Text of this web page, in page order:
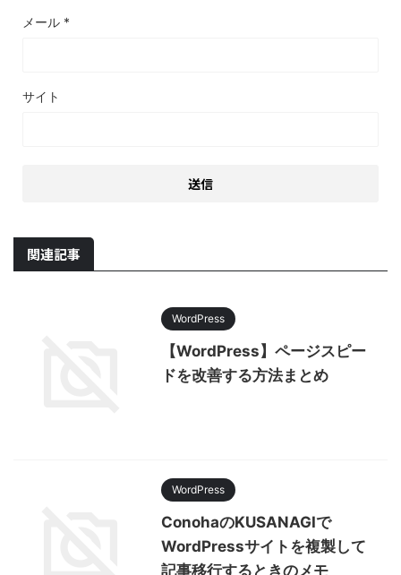
メール *
サイト
関連記事
WordPress
【WordPress】ページスピー
ドを改善する方法まとめ
WordPress
ConohaのKUSANAGIで
WordPressサイトを複製して
記事移行するときのメモ